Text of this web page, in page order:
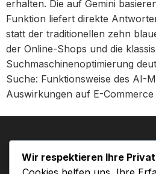
erhalten. Die auf Gemini
Funktion liefert direkte
statt der traditionellen zehn
der Online-Shops und die
Suchmaschinenoptimierung
Suche: Funktionsweise des AI-
Auswirkungen auf E-
Wir respektieren Ihre